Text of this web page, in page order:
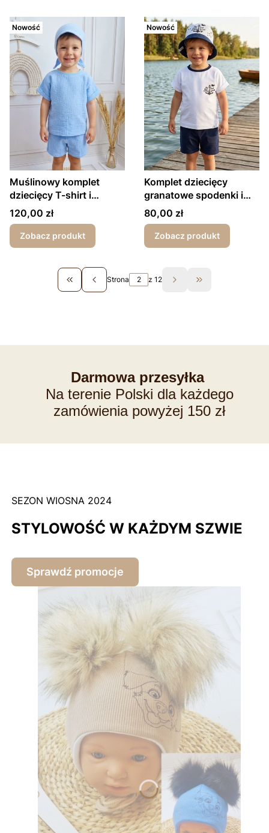
Nowość
Muślinowy komplet
dziecięcy T-shirt i
krótkie niebieski
Cena
120,00 zł
Zobacz produkt
Nowość
Komplet dziecięcy
granatowe spodenki i
biały T-shirt kotwica
Cena
80,00 zł
Zobacz produkt
Wróć do pierwszej strony z produktami
Strona z 12 Przejdź do
Darmowa przesyłka
Na terenie Polski dla każdego
zamówienia powyżej 150 zł
SEZON WIOSNA 2024
STYLOWOŚĆ W KAŻDYM SZWIE
Sprawdź promocje